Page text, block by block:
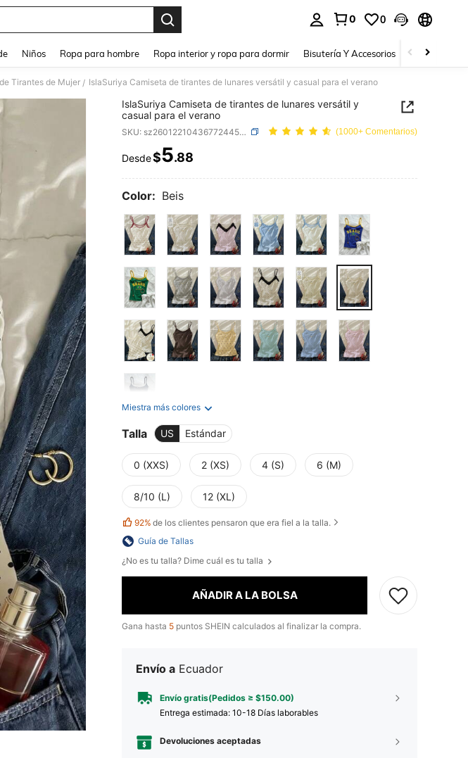
0 0
Niños Ropa para hombre Ropa interior y ropa para dormir Bisutería Y Accesorios Zapatos
Tirantes de Mujer / IslaSuriya Camiseta de tirantes de lunares versátil y casual para el verano
IslaSuriya Camiseta de tirantes de lunares versátil y
casual para el verano
SKU: sz260122104367724455935 (1000+ Comentarios)
PRICE AND AVAILABILITY
Desde$5.88
Color: Beis
Miestra más colores
Talla US Estándar
0 (XXS) 2 (XS) 4 (S) 6 (M)
8/10 (L) 12 (XL)
92% de los clientes pensaron que era fiel a la talla.
Guía de Tallas
¿No es tu talla? Dime cuál es tu talla
AÑADIR A LA BOLSA
Gana hasta 5 puntos SHEIN calculados al finalizar la compra.
Envío a Ecuador
Envío gratis(Pedidos ≥ $150.00)
Entrega estimada: 10-18 Días laborables
Devoluciones aceptadas